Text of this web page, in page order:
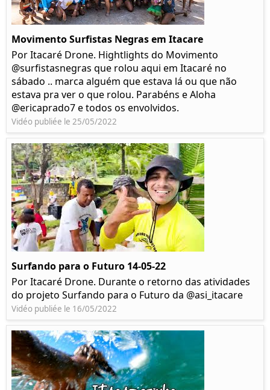
Movimento Surfistas Negras em Itacare
Por Itacaré Drone. Hightlights do Movimento
@surfistasnegras que rolou aqui em Itacaré no
sábado .. marca alguém que estava lá ou que não
estava pra ver o que rolou. Parabéns e Aloha
@ericaprado7 e todos os envolvidos.
Vidéo publiée le 25/05/2022
Surfando para o Futuro 14-05-22
Por Itacaré Drone. Durante o retorno das atividades
do projeto Surfando para o Futuro da @asi_itacare
Vidéo publiée le 16/05/2022